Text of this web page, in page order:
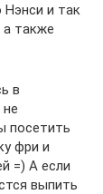
и так
а также
в
посетить
фри и
=) А если
выпить